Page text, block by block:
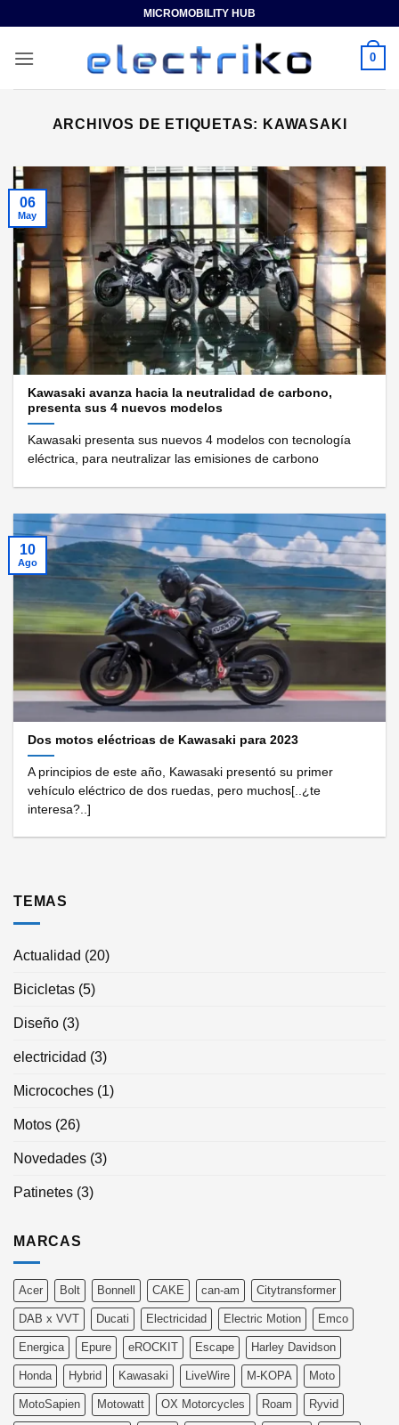
contenido
MICROMOBILITY HUB
0
ARCHIVOS DE ETIQUETAS: KAWASAKI
Kawasaki avanza hacia la neutralidad de carbono,
presenta sus 4 nuevos modelos
Kawasaki presenta sus nuevos 4 modelos con tecnología
eléctrica, para neutralizar las emisiones de carbono
06
May
Dos motos eléctricas de Kawasaki para 2023
A principios de este año, Kawasaki presentó su primer
vehículo eléctrico de dos ruedas, pero muchos[..¿te
interesa?..]
10
Ago
TEMAS
Actualidad (20)
Bicicletas (5)
Diseño (3)
electricidad (3)
Microcoches (1)
Motos (26)
Novedades (3)
Patinetes (3)
MARCAS
Acer Bolt Bonnell CAKE can-am Citytransformer
DAB x VVT Ducati Electricidad Electric Motion Emco
Energica Epure eROCKIT Escape Harley Davidson
Honda Hybrid Kawasaki LiveWire M-KOPA Moto
MotoSapien Motowatt OX Motorcycles Roam Ryvid